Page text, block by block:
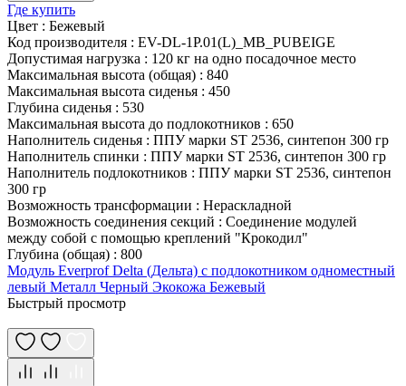
Где купить
Цвет : Бежевый
Код производителя : EV-DL-1P.01(L)_MB_PUBEIGE
Допустимая нагрузка : 120 кг на одно посадочное место
Максимальная высота (общая) : 840
Максимальная высота сиденья : 450
Глубина сиденья : 530
Максимальная высота до подлокотников : 650
Наполнитель сиденья : ППУ марки ST 2536, синтепон 300 гр
Наполнитель спинки : ППУ марки ST 2536, синтепон 300 гр
Наполнитель подлокотников : ППУ марки ST 2536, синтепон
300 гр
Возможность трансформации : Нераскладной
Возможность соединения секций : Соединение модулей
между собой с помощью креплений "Крокодил"
Глубина (общая) : 800
Модуль Everprof Delta (Дельта) с подлокотником одноместный
левый Металл Черный Экокожа Бежевый
Быстрый просмотр